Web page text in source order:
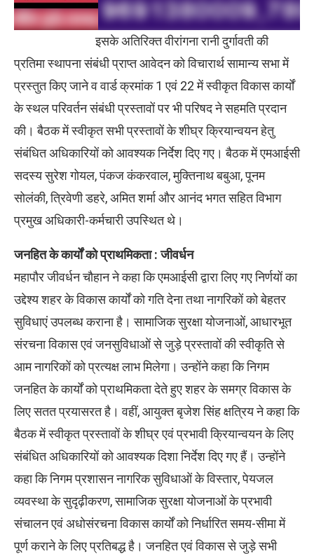
इसके अतिरिक्त वीरांगना रानी दुर्गावती की
प्रतिमा स्थापना संबंधी प्राप्त आवेदन को विचारार्थ सामान्य सभा में
प्रस्तुत किए जाने व वार्ड क्रमांक 1 एवं 22 में स्वीकृत विकास कार्यों
के स्थल परिवर्तन संबंधी प्रस्तावों पर भी परिषद ने सहमति प्रदान
की। बैठक में स्वीकृत सभी प्रस्तावों के शीघ्र क्रियान्वयन हेतु
संबंधित अधिकारियों को आवश्यक निर्देश दिए गए। बैठक में एमआईसी
सदस्य सुरेश गोयल, पंकज कंकरवाल, मुक्तिनाथ बबुआ, पूनम
सोलंकी, त्रिवेणी डहरे, अमित शर्मा और आनंद भगत सहित विभाग
प्रमुख अधिकारी-कर्मचारी उपस्थित थे।
जनहित के कार्यों को प्राथमिकता : जीवर्धन
महापौर जीवर्धन चौहान ने कहा कि एमआईसी द्वारा लिए गए निर्णयों का
उद्देश्य शहर के विकास कार्यों को गति देना तथा नागरिकों को बेहतर
सुविधाएं उपलब्ध कराना है। सामाजिक सुरक्षा योजनाओं, आधारभूत
संरचना विकास एवं जनसुविधाओं से जुड़े प्रस्तावों की स्वीकृति से
आम नागरिकों को प्रत्यक्ष लाभ मिलेगा। उन्होंने कहा कि निगम
जनहित के कार्यों को प्राथमिकता देते हुए शहर के समग्र विकास के
लिए सतत प्रयासरत है। वहीं, आयुक्त बृजेश सिंह क्षत्रिय ने कहा कि
बैठक में स्वीकृत प्रस्तावों के शीघ्र एवं प्रभावी क्रियान्वयन के लिए
संबंधित अधिकारियों को आवश्यक दिशा निर्देश दिए गए हैं। उन्होंने
कहा कि निगम प्रशासन नागरिक सुविधाओं के विस्तार, पेयजल
व्यवस्था के सुदृढ़ीकरण, सामाजिक सुरक्षा योजनाओं के प्रभावी
संचालन एवं अधोसंरचना विकास कार्यों को निर्धारित समय-सीमा में
पूर्ण कराने के लिए प्रतिबद्ध है। जनहित एवं विकास से जुड़े सभी